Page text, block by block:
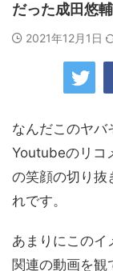
だった成田悠
2021年12月1日
なんだこのヤバ
Youtubeのリコ
の笑顔の切り抜
れです。
あまりにこのイ
関連の動画を観